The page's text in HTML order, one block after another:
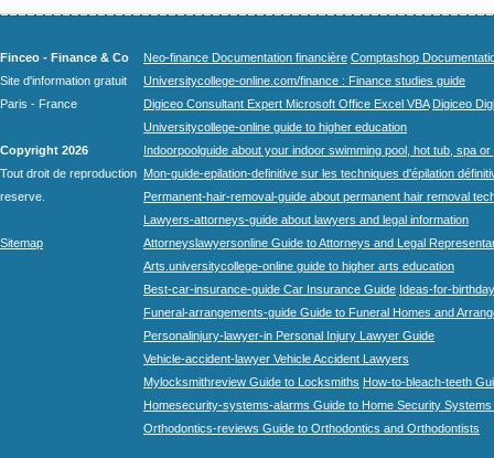
Finceo - Finance & Co
Site d'information gratuit
Paris - France
Copyright 2026
Tout droit de reproduction
reserve.
Sitemap
Neo-finance Documentation financière Comptashop
Universitycollege-online.com/finance : Finance studies guide
Digiceo Consultant Expert Microsoft Office Excel VBA Digiceo
Universitycollege-online guide to higher education
Indoorpoolguide about your indoor swimming pool, hot tub, spa
Mon-guide-epilation-definitive sur les techniques d'épilation
Permanent-hair-removal-guide about permanent hair removal
Lawyers-attorneys-guide about lawyers and legal information
Attorneyslawyersonline Guide to Attorneys and Legal
Arts.universitycollege-online guide to higher arts education
Best-car-insurance-guide Car Insurance Guide Ideas-for-
Funeral-arrangements-guide Guide to Funeral Homes and
Personalinjury-lawyer-in Personal Injury Lawyer Guide
Vehicle-accident-lawyer Vehicle Accident Lawyers
Mylocksmithreview Guide to Locksmiths How-to-bleach-teeth
Homesecurity-systems-alarms Guide to Home Security Systems
Orthodontics-reviews Guide to Orthodontics and Orthodontists